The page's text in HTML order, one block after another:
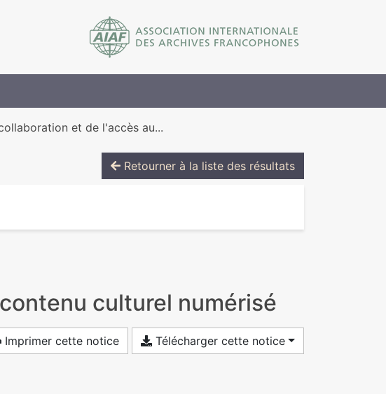
et de l'accès au...
Retourner à la liste des résultats
culturel numérisé
Imprimer cette notice Télécharger cette notice